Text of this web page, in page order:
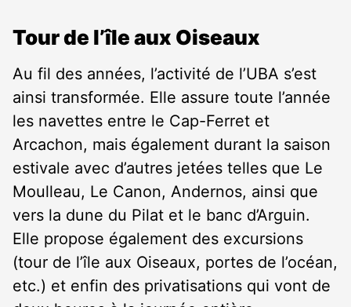
Tour de l’île aux Oiseaux
Au fil des années, l’activité de l’UBA s’est
ainsi transformée. Elle assure toute l’année
les navettes entre le Cap-Ferret et
Arcachon, mais également durant la saison
estivale avec d’autres jetées telles que Le
Moulleau, Le Canon, Andernos, ainsi que
vers la dune du Pilat et le banc d’Arguin.
Elle propose également des excursions
(tour de l’île aux Oiseaux, portes de l’océan,
etc.) et enfin des privatisations qui vont de